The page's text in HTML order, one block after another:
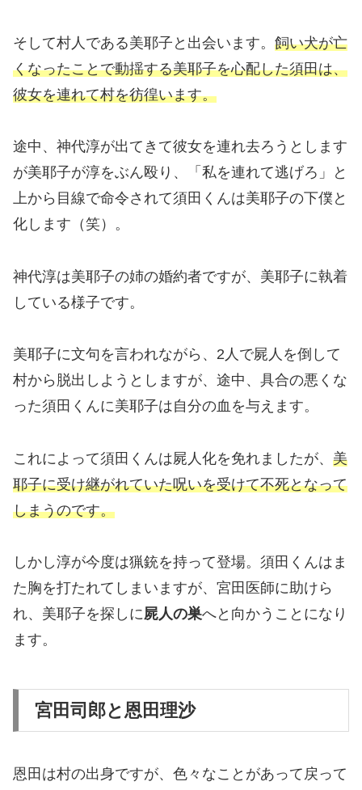
そして村人である美耶子と出会います。 飼い犬が亡
くなったことで動揺する美耶子を心配した須田は、
彼女を連れて村を彷徨います。
途中、神代淳が出てきて彼女を連れ去ろうとします
が美耶子が淳をぶん殴り、「私を連れて逃げろ」と
上から目線で命令されて須田くんは美耶子の下僕と
化します（笑）。
神代淳は美耶子の姉の婚約者ですが、美耶子に執着
している様子です。
美耶子に文句を言われながら、2人で屍人を倒して
村から脱出しようとしますが、途中、具合の悪くな
った須田くんに美耶子は自分の血を与えます。
これによって須田くんは屍人化を免れましたが、 美
耶子に受け継がれていた呪いを受けて不死となって
しまうのです。
しかし淳が今度は猟銃を持って登場。須田くんはま
た胸を打たれてしまいますが、宮田医師に助けら
れ、美耶子を探しに屍人の巣へと向かうことになり
ます。
宮田司郎と恩田理沙
恩田は村の出身ですが、色々なことがあって戻って